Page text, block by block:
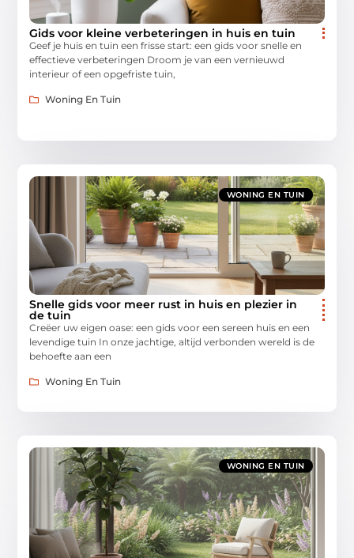
Gids voor kleine verbeteringen in huis en tuin
Geef je huis en tuin een frisse start: een gids voor snelle en
effectieve verbeteringen Droom je van een vernieuwd
interieur of een opgefriste tuin,
Woning En Tuin
WONING EN TUIN
Snelle gids voor meer rust in huis en plezier in
de tuin
Creëer uw eigen oase: een gids voor een sereen huis en een
levendige tuin In onze jachtige, altijd verbonden wereld is de
behoefte aan een
Woning En Tuin
WONING EN TUIN